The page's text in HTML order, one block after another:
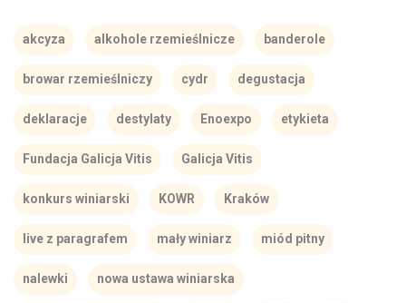
akcyza alkohole rzemieślnicze banderole
browar rzemieślniczy cydr degustacja
deklaracje destylaty Enoexpo etykieta
Fundacja Galicja Vitis Galicja Vitis
konkurs winiarski KOWR Kraków
live z paragrafem mały winiarz miód pitny
nalewki nowa ustawa winiarska